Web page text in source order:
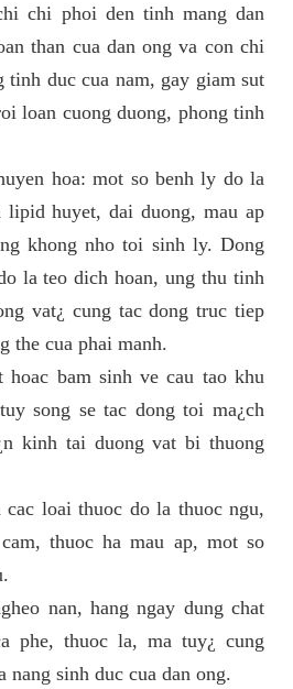
chi phoi den tinh mang dan
than cua dan ong va con chi
tinh duc cua nam, gay giam sut
loan cuong duong, phong tinh
hoa: mot so benh ly do la
huyet, dai duong, mau ap
khong nho toi sinh ly. Dong
la teo dich hoan, ung thu tinh
vat¿ cung tac dong truc tiep
the cua phai manh.
hoac bam sinh ve cau tao khu
song se tac dong toi ma¿ch
kinh tai duong vat bi thuong
cac loai thuoc do la thuoc ngu,
thuoc ha mau ap, mot so
nan, hang ngay dung chat
phe, thuoc la, ma tuy¿ cung
nang sinh duc cua dan ong.